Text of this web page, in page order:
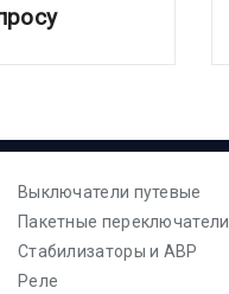
Выключатели путевые
Пакетные переключатели
Стабилизаторы и АВР
Реле